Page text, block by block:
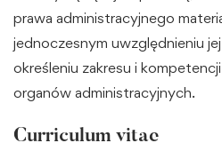
prawa administracyjnego
jednoczesnym uwzględnieniu
określeniu zakresu i
organów administracyjnych.
Curriculum vitae